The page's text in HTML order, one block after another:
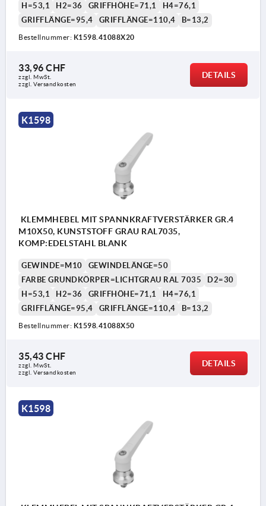
1) Kegelkuppe DIN EN ISO 4753
H=53,1
H2=36 GRIFFHÖHE=71,1
H4=76,1
GRIFFLÄNGE=95,4
GRIFFLÄNGE=110,4 B=13,2
Bestellnummer: K1598.41088X20
33,96 CHF
zzgl. MwSt.
zzgl. Versandkosten
DETAILS
K1598
KLEMMHEBEL MIT SPANNKRAFTVERSTÄRKER GR.4
M10X50, KUNSTSTOFF GRAU RAL7035,
KOMP:EDELSTAHL BLANK
GEWINDE=M10
GEWINDELÄNGE=50
FARBE GRUNDKÖRPER=LICHTGRAU RAL 7035
D2=30
H=53,1
H2=36 GRIFFHÖHE=71,1
H4=76,1
GRIFFLÄNGE=95,4
GRIFFLÄNGE=110,4 B=13,2
Bestellnummer: K1598.41088X50
35,43 CHF
zzgl. MwSt.
zzgl. Versandkosten
DETAILS
K1598